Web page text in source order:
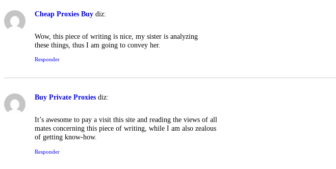
Cheap Proxies Buy diz:
Wow, this piece of writing is nice, my sister is analyzing
these things, thus I am going to convey her.
Responder
Buy Private Proxies diz:
It’s awesome to pay a visit this site and reading the views of all
mates concerning this piece of writing, while I am also zealous
of getting know-how.
Responder